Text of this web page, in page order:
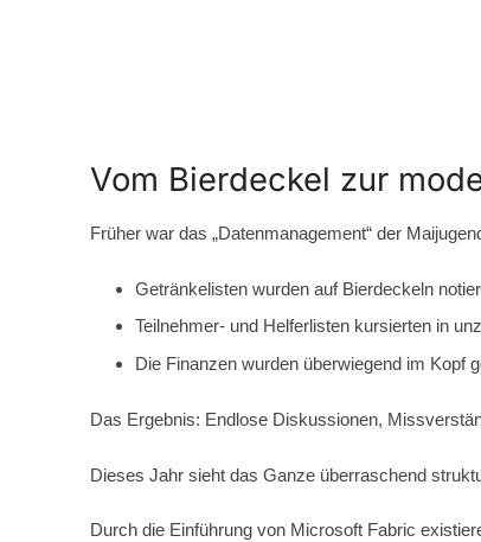
Vom Bierdeckel zur
Früher war das „Datenmanagement“ der
Getränkelisten wurden auf Bierdeckeln
Teilnehmer- und Helferlisten kursierten in
Die Finanzen wurden überwiegend im Kopf
Das Ergebnis: Endlose Diskussionen,
Dieses Jahr sieht das Ganze überraschend
Durch die Einführung von Microsoft Fabric